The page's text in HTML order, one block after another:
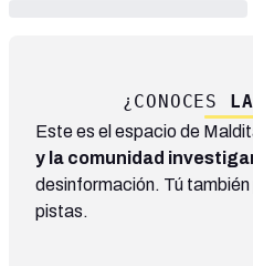
¿CONOCES
Este es el espacio de
y la comunidad
desinformación. Tú
pistas.